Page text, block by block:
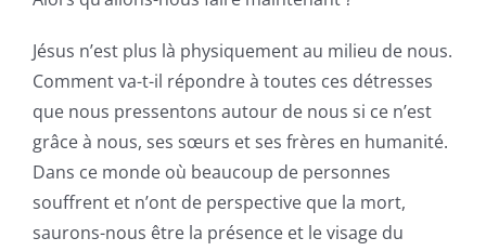
Jésus n’est plus là physiquement au milieu de nous.
Comment va-t-il répondre à toutes ces détresses
que nous pressentons autour de nous si ce n’est
grâce à nous, ses sœurs et ses frères en humanité.
Dans ce monde où beaucoup de personnes
souffrent et n’ont de perspective que la mort,
saurons-nous être la présence et le visage du